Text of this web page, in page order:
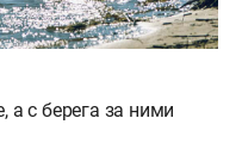
а с берега за ними